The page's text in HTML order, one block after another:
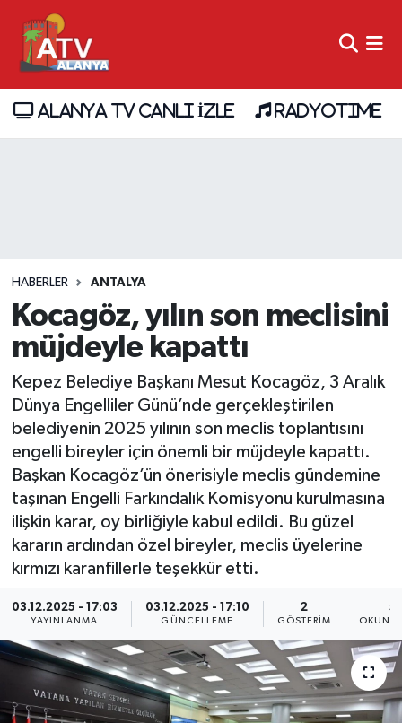
ALANYA TV CANLI İZLE RADYOTIME
HABERLER ANTALYA
Kocagöz, yılın son meclisini
müjdeyle kapattı
Kepez Belediye Başkanı Mesut Kocagöz, 3 Aralık
Dünya Engelliler Günü’nde gerçekleştirilen
belediyenin 2025 yılının son meclis toplantısını
engelli bireyler için önemli bir müjdeyle kapattı.
Başkan Kocagöz’ün önerisiyle meclis gündemine
taşınan Engelli Farkındalık Komisyonu kurulmasına
ilişkin karar, oy birliğiyle kabul edildi. Bu güzel
kararın ardından özel bireyler, meclis üyelerine
kırmızı karanfillerle teşekkür etti.
03.12.2025 - 17:03
YAYINLANMA
03.12.2025 - 17:10
GÜNCELLEME
2
GÖSTERIM
5